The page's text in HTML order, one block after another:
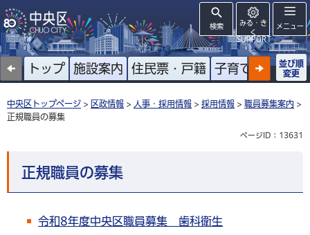
検索
みる・き
く
SUPPORT
メニュー
トップ 施設案内 住民票・戸籍 子育て 高齢者
並び順
変更
中央区トップページ > 区政情報 > 人事・採用情報 > 採用情報 > 職員募集案内 >
正規職員の募集
ページID：13631
正規職員の募集
令和8年度中央区職員募集 歯科衛生